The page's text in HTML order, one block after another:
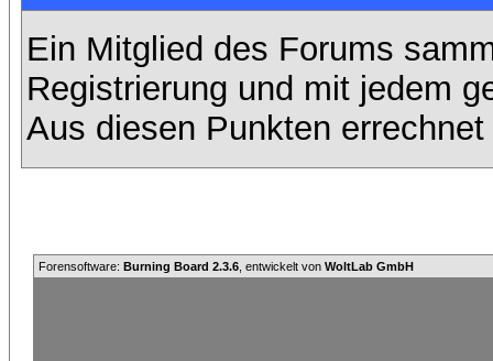
Ein Mitglied des Forums
Registrierung und mit jedem
Aus diesen Punkten
Forensoftware: Burning Board 2.3.6 , entwickelt von WoltLab GmbH